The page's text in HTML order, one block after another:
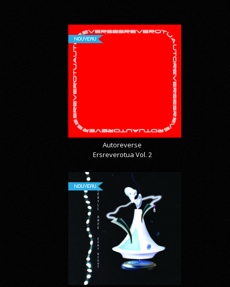
NOUVEAU
Autoreverse
Ersreverotua Vol. 2
NOUVEAU